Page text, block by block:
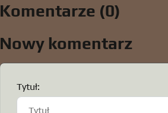
Komentarze (0)
Nowy komentarz
Tytuł: